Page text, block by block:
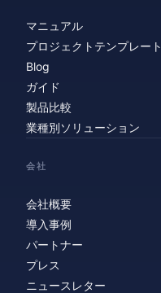
マニュアル
プロジェクトテンプレート
Blog
ガイド
製品比較
業種別ソリューション
会社
会社概要
導入事例
パートナー
プレス
ニュースレター